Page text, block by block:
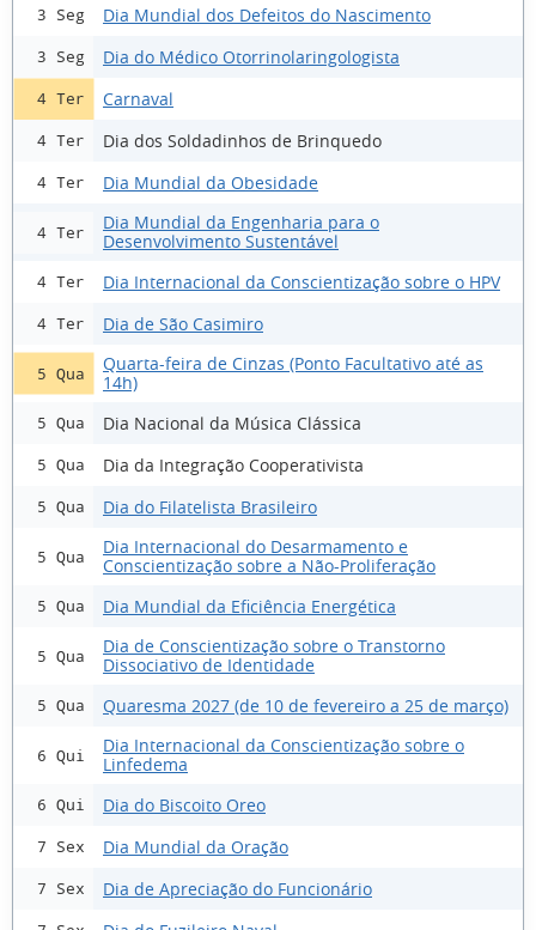
3 Seg Dia Mundial dos Defeitos do Nascimento
3 Seg Dia do Médico Otorrinolaringologista
4 Ter Carnaval
4 Ter Dia dos Soldadinhos de Brinquedo
4 Ter Dia Mundial da Obesidade
4 Ter
Dia Mundial da Engenharia para o
Desenvolvimento Sustentável
4 Ter Dia Internacional da Conscientização sobre o HPV
4 Ter Dia de São Casimiro
5 Qua
Quarta-feira de Cinzas (Ponto Facultativo até as
14h)
5 Qua Dia Nacional da Música Clássica
5 Qua Dia da Integração Cooperativista
5 Qua Dia do Filatelista Brasileiro
5 Qua
Dia Internacional do Desarmamento e
Conscientização sobre a Não-Proliferação
5 Qua Dia Mundial da Eficiência Energética
5 Qua
Dia de Conscientização sobre o Transtorno
Dissociativo de Identidade
5 Qua Quaresma 2027 (de 10 de fevereiro a 25 de março)
6 Qui
Dia Internacional da Conscientização sobre o
Linfedema
6 Qui Dia do Biscoito Oreo
7 Sex Dia Mundial da Oração
7 Sex Dia de Apreciação do Funcionário